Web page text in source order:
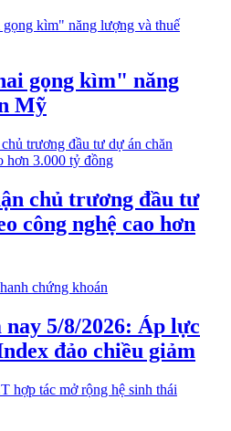
gọng kìm" năng
Mỹ
chủ trương đầu tư
công nghệ cao hơn
5/8/2026: Áp lực
đảo chiều giảm